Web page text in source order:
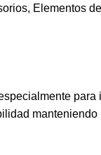
, Elementos
para
manteniendo